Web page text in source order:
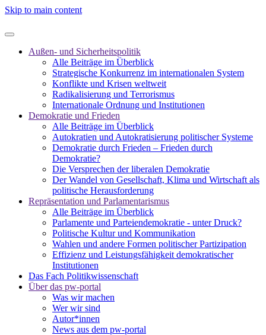
Skip to main content
Außen- und Sicherheitspolitik
Alle Beiträge im Überblick
Strategische Konkurrenz im internationalen System
Konflikte und Krisen weltweit
Radikalisierung und Terrorismus
Internationale Ordnung und Institutionen
Demokratie und Frieden
Alle Beiträge im Überblick
Autokratien und Autokratisierung politischer Systeme
Demokratie durch Frieden – Frieden durch
Demokratie?
Die Versprechen der liberalen Demokratie
Der Wandel von Gesellschaft, Klima und Wirtschaft als
politische Herausforderung
Repräsentation und Parlamentarismus
Alle Beiträge im Überblick
Parlamente und Parteiendemokratie - unter Druck?
Politische Kultur und Kommunikation
Wahlen und andere Formen politischer Partizipation
Effizienz und Leistungsfähigkeit demokratischer
Institutionen
Das Fach Politikwissenschaft
Über das pw-portal
Was wir machen
Wer wir sind
Autor*innen
News aus dem pw-portal